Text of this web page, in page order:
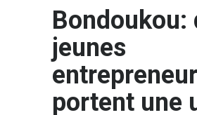
Bondoukou:
jeunes
portent une